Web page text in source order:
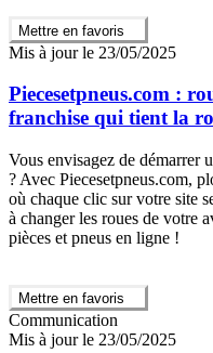
Mettre en favoris
Mis à jour le 23/05/2025
Piecesetpneus.com :
franchise qui tient la
Vous envisagez de démarrer
? Avec Piecesetpneus.com,
où chaque clic sur votre site
à changer les roues de votre
pièces et pneus en ligne !
Mettre en favoris
Communication
Mis à jour le 23/05/2025